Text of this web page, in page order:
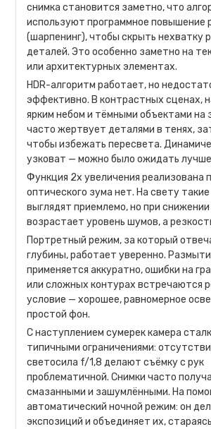
снимка становится заметно, что
используют программное повышение
(шарпенинг), чтобы скрыть нехватку
деталей. Это особенно заметно на
или архитектурных элементах.
HDR-алгоритм работает, но
эффективно. В контрастных сценах,
ярким небом и тёмными объектами на
часто жертвует деталями в тенях,
чтобы избежать пересвета.
узковат — можно было ожидать
Функция 2x увеличения реализована
оптического зума нет. На свету
выглядят приемлемо, но при
возрастает уровень шумов, а
Портретный режим, за который
глубины, работает уверенно.
применяется аккуратно, ошибки на
или сложных контурах встречаются
условие — хорошее, равномерное
простой фон.
С наступлением сумерек камера
типичными ограничениями:
светосила f/1,8 делают съёмку с рук
проблематичной. Снимки часто
смазанными и зашумлёнными. На
автоматический ночной режим: он
экспозиций и объединяет их,